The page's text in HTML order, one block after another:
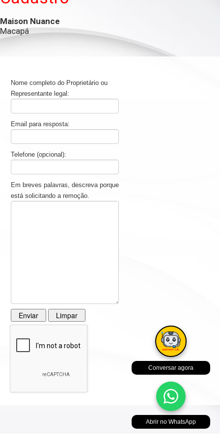
Abrir no WhatsApp
Conversar agora
Maison Nuance
Macapá
Nome completo do Proprietário ou
Representante legal:
Email para resposta:
Telefone (opcional):
Em breves palavras, descreva porque
está solicitando a remoção.